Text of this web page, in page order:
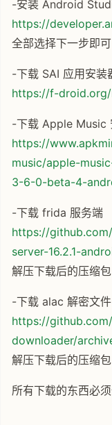
-安装 Android
https://
全部选择下一步即可
-下载 SAI 应用安装
https://f-droid.org/
-下载 Apple Music
https://
music/apple-
3-6-0-beta-4-
-下载 frida 服务端
https://
server-16.2.1-
解压下载后的压缩包
-下载 alac 解密文件
https://
downloader/
解压下载后的压缩包
所有下载的东西必